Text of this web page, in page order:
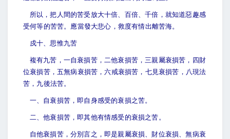
所以，把人間的苦受放大十倍、百倍、千倍，就知道惡趣感
受何等的苦苦。應當發大悲心，救度有情出離苦海。
戍十、思惟九苦
複有九苦，一自衰損苦，二他衰損苦，三親屬衰損苦，四財
位衰損苦，五無病衰損苦，六戒衰損苦，七見衰損苦，八現法
苦，九後法苦。
一、自衰損苦，即自身感受的衰損之苦。
二、他衰損苦，即其他有情感受的衰損之苦。
自他衰損苦，分別言之，即是親屬衰損、財位衰損、無病衰